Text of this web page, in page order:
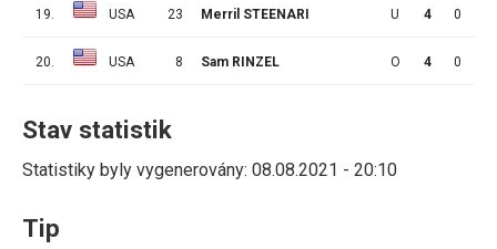
19. USA 23 Merril STEENARI U 4 0
20. USA 8 Sam RINZEL O 4 0
Stav statistik
Statistiky byly vygenerovány: 08.08.2021 - 20:10
Tip